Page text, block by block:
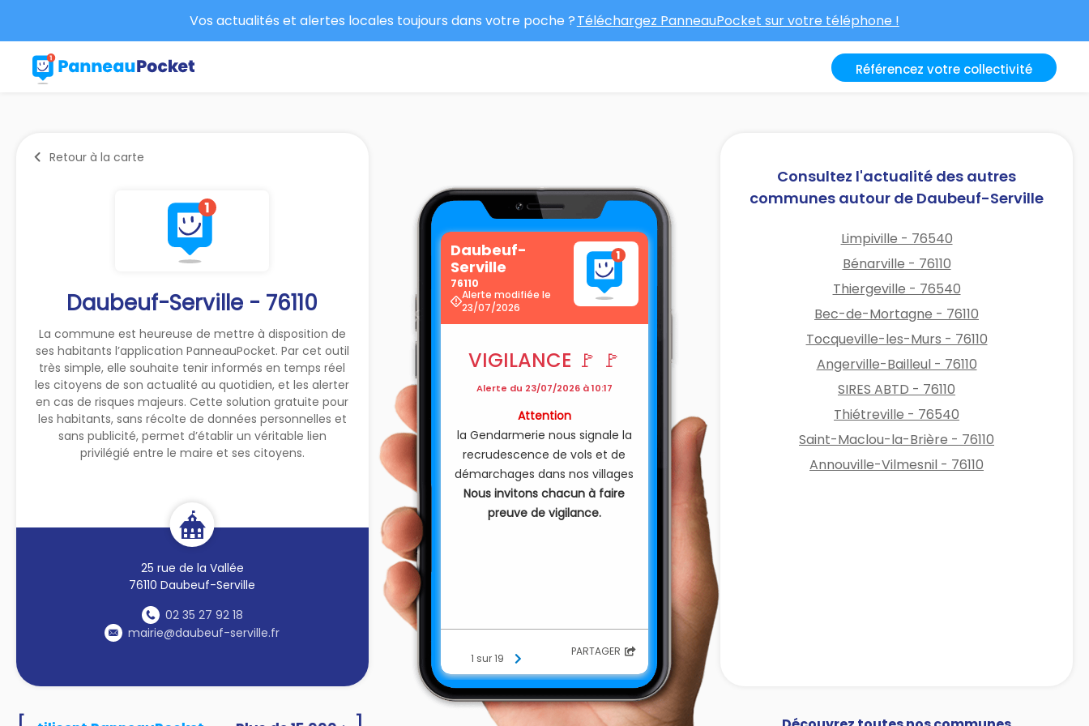
Vos actualités et alertes locales toujours dans votre poche ?Téléchargez PanneauPocket sur votre téléphone !
Référencez votre collectivité
Retour à la carte
Daubeuf-Serville - 76110
La commune est heureuse de mettre à disposition de
ses habitants l’application PanneauPocket. Par cet outil
très simple, elle souhaite tenir informés en temps réel
les citoyens de son actualité au quotidien, et les alerter
en cas de risques majeurs. Cette solution gratuite pour
les habitants, sans récolte de données personnelles et
sans publicité, permet d’établir un véritable lien
privilégié entre le maire et ses citoyens.
25 rue de la Vallée
76110 Daubeuf-Serville
02 35 27 92 18
mairie@daubeuf-serville.fr
Daubeuf-
Serville
76110
Alerte modifiée le
23/07/2026
VIGILANCE 🚩 🚩
Alerte du 23/07/2026 à 10:17
Attention
la Gendarmerie nous signale la
recrudescence de vols et de
démarchages dans nos villages
Nous invitons chacun à faire
preuve de vigilance.
1 sur 19 PARTAGER
Consultez l'actualité des autres
communes autour de Daubeuf-Serville
Limpiville - 76540
Bénarville - 76110
Thiergeville - 76540
Bec-de-Mortagne - 76110
Tocqueville-les-Murs - 76110
Angerville-Bailleul - 76110
SIRES ABTD - 76110
Thiétreville - 76540
Saint-Maclou-la-Brière - 76110
Annouville-Vilmesnil - 76110